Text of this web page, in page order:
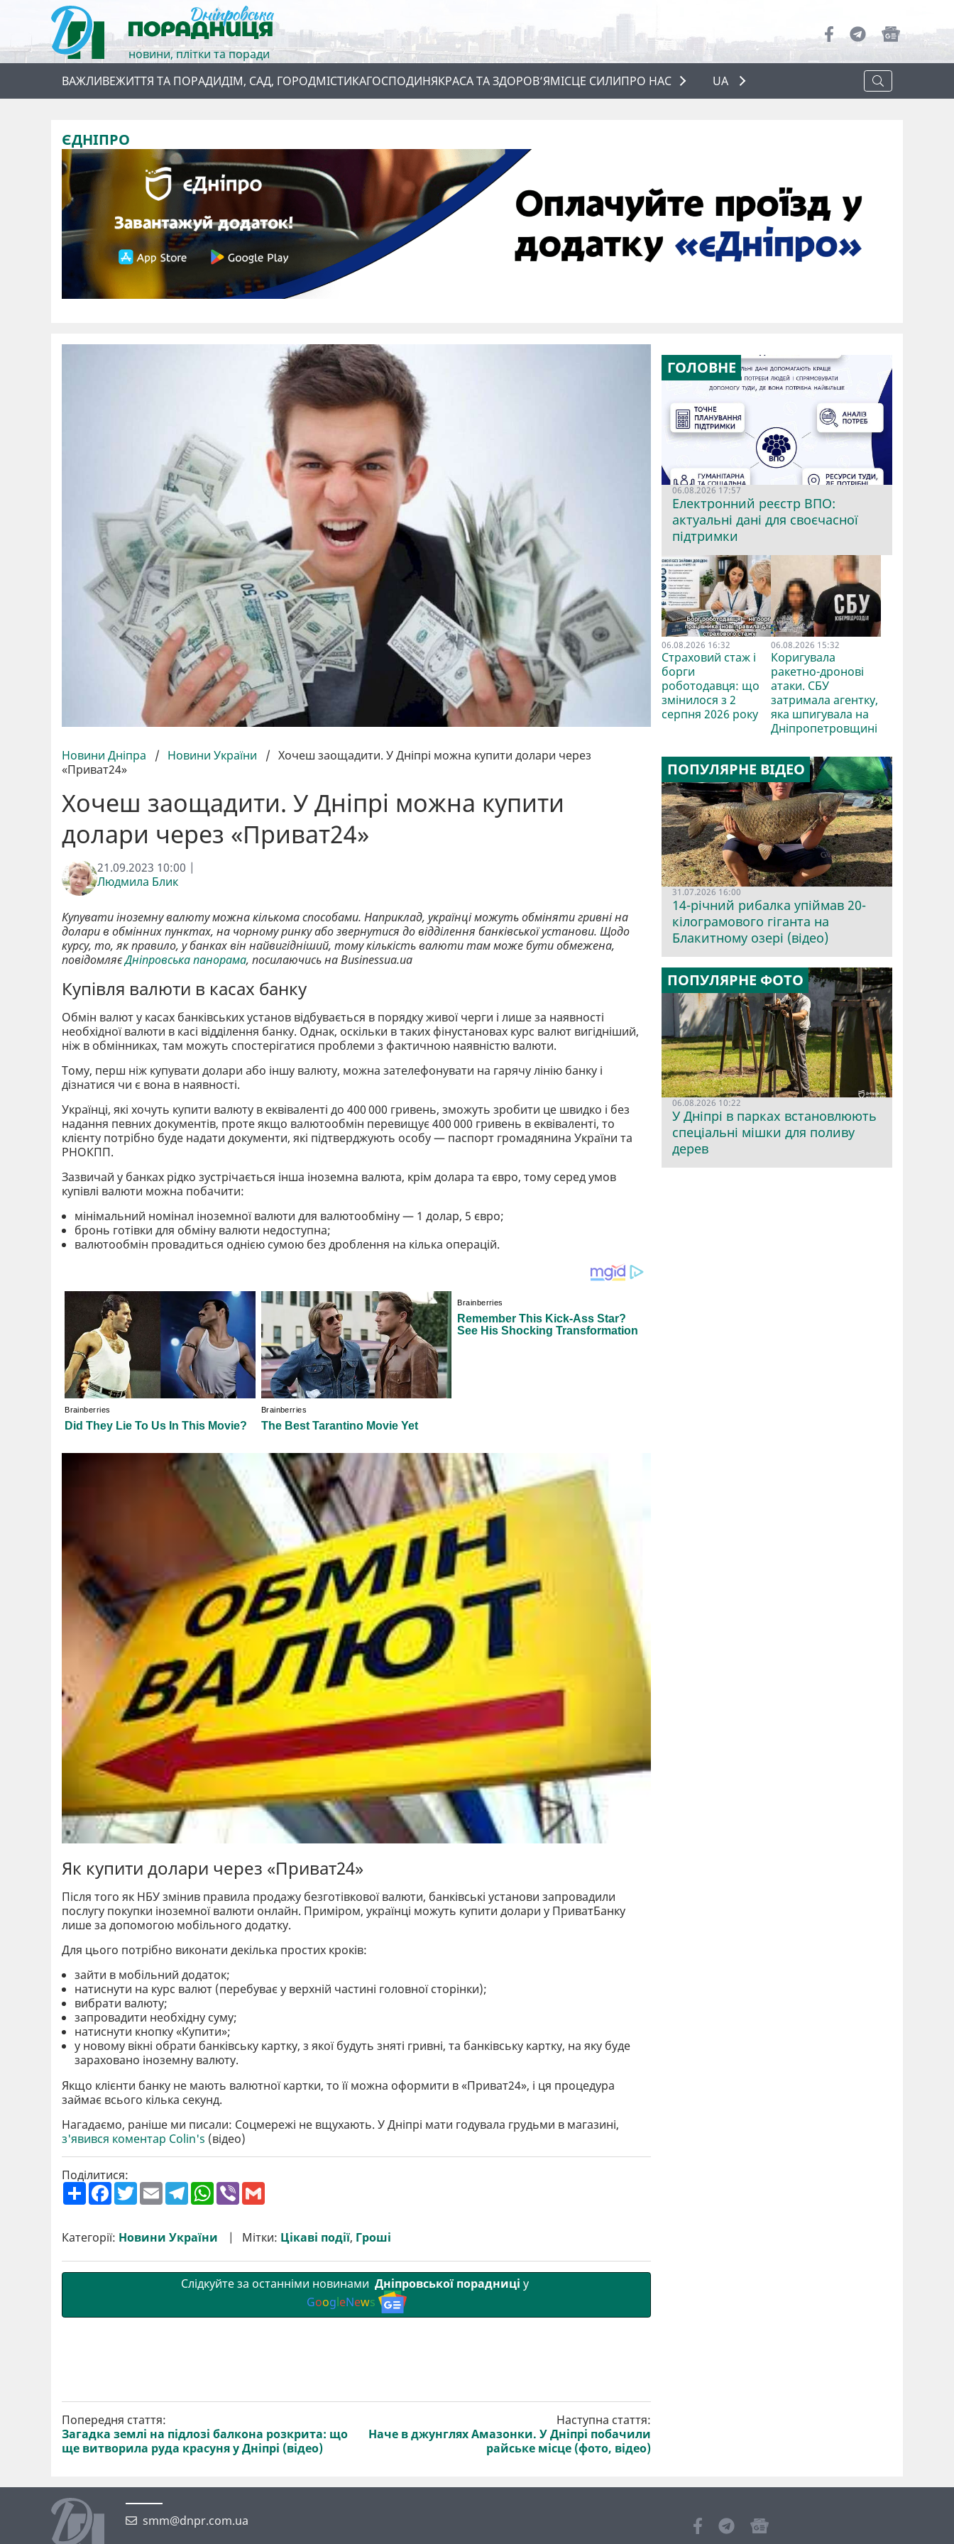
новини, плітки та поради
ВАЖЛИВЕЖИТТЯ ТА ПОРАДИДІМ, САД, ГОРОДМІСТИКАГОСПОДИНЯКРАСА ТА ЗДОРОВ’ЯМІСЦЕ СИЛИПРО НАС
ПРО НАС
UA
ЄДНІПРО
Новини Дніпра / Новини України / Хочеш заощадити. У Дніпрі можна купити долари через
«Приват24»
Хочеш заощадити. У Дніпрі можна купити
долари через «Приват24»
21.09.2023 10:00 |
Людмила Блик
Купувати іноземну валюту можна кількома способами. Наприклад, українці можуть обміняти гривні на
долари в обмінних пунктах, на чорному ринку або звернутися до відділення банківської установи. Щодо
курсу, то, як правило, у банках він найвигідніший, тому кількість валюти там може бути обмежена,
повідомляєДніпровська панорама, посилаючись на Businessua.ua
Купівля валюти в касах банку
Обмін валют у касах банківських установ відбувається в порядку живої черги і лише за наявності
необхідної валюти в касі відділення банку. Однак, оскільки в таких фінустановах курс валют вигідніший,
ніж в обмінниках, там можуть спостерігатися проблеми з фактичною наявністю валюти.
Тому, перш ніж купувати долари або іншу валюту, можна зателефонувати на гарячу лінію банку і
дізнатися чи є вона в наявності.
Українці, які хочуть купити валюту в еквіваленті до 400 000 гривень, зможуть зробити це швидко і без
надання певних документів, проте якщо валютообмін перевищує 400 000 гривень в еквіваленті, то
клієнту потрібно буде надати документи, які підтверджують особу — паспорт громадянина України та
РНОКПП.
Зазвичай у банках рідко зустрічається інша іноземна валюта, крім долара та євро, тому серед умов
купівлі валюти можна побачити:
мінімальний номінал іноземної валюти для валютообміну — 1 долар, 5 євро;
бронь готівки для обміну валюти недоступна;
валютообмін провадиться однією сумою без дроблення на кілька операцій.
Як купити долари через «Приват24»
Після того як НБУ змінив правила продажу безготівкової валюти, банківські установи запровадили
послугу покупки іноземної валюти онлайн. Приміром, українці можуть купити долари у ПриватБанку
лише за допомогою мобільного додатку.
Для цього потрібно виконати декілька простих кроків:
зайти в мобільний додаток;
натиснути на курс валют (перебуває у верхній частині головної сторінки);
вибрати валюту;
запровадити необхідну суму;
натиснути кнопку «Купити»;
у новому вікні обрати банківську картку, з якої будуть зняті гривні, та банківську картку, на яку буде
зараховано іноземну валюту.
Якщо клієнти банку не мають валютної картки, то її можна оформити в «Приват24», і ця процедура
займає всього кілька секунд.
Нагадаємо, раніше ми писали: Соцмережі не вщухають. У Дніпрі мати годувала грудьми в магазині,
з'явився коментар Сolin's (відео)
Поділитися:
П
о
р
и
F
a
b
o
T
w
t
e
E
m
l
T
e
g
r
W
h
s
A
V
r l
Категорії: Новини України Мітки: Цікаві події, Гроші
Слідкуйте за останніми новинами Дніпровської порадниці у
GoogleNews
Попередня стаття:
Загадка землі на підлозі балкона розкрита: що
ще витворила руда красуня у Дніпрі (відео)
Наступна стаття:
Наче в джунглях Амазонки. У Дніпрі побачили
райське місце (фото, відео)
ГОЛОВНЕ
06.08.2026 17:57
Електронний реєстр ВПО:
актуальні дані для своєчасної
підтримки
06.08.2026 16:32
Страховий стаж і
борги
роботодавця: що
змінилося з 2
серпня 2026 року
06.08.2026 15:32
Коригувала
ракетно-дронові
атаки. СБУ
затримала агентку,
яка шпигувала на
Дніпропетровщині
ПОПУЛЯРНЕ ВІДЕО
31.07.2026 16:00
14-річний рибалка упіймав 20-
кілограмового гіганта на
Блакитному озері (відео)
ПОПУЛЯРНЕ ФОТО
06.08.2026 10:22
У Дніпрі в парках встановлюють
спеціальні мішки для поливу
дерев
smm@dnpr.com.ua